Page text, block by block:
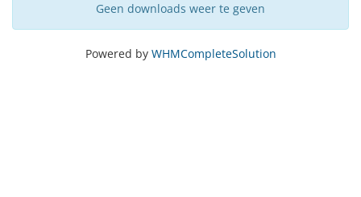
Geen downloads weer te geven
Powered by WHMCompleteSolution